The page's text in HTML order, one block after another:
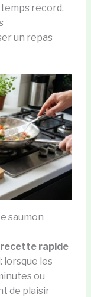
record.
un repas
saumon
recette rapide
lorsque les
ou
de plaisir